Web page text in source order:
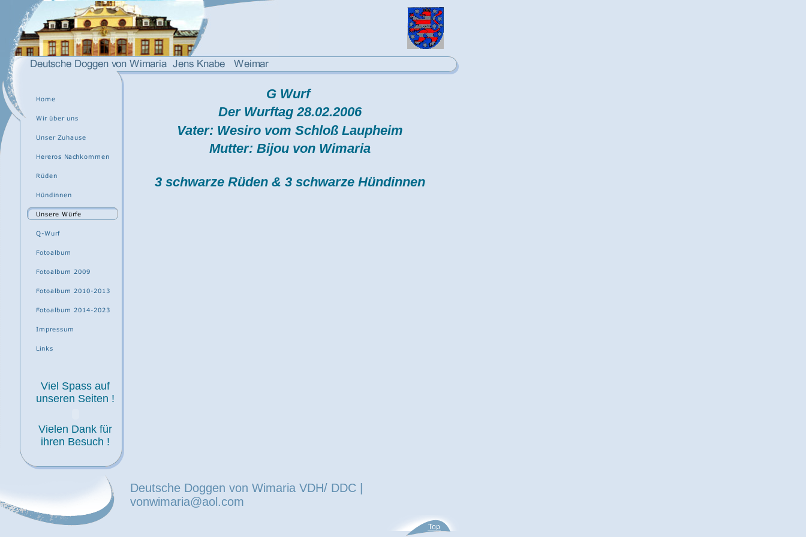
Viel Spass auf
unseren Seiten !
Vielen Dank für
ihren Besuch !
G Wurf
Der Wurftag 28.02.2006
Vater: Wesiro vom Schloß Laupheim
Mutter: Bijou von Wimaria
3 schwarze Rüden & 3 schwarze Hündinnen
Deutsche Doggen von Wimaria VDH/ DDC |
vonwimaria@aol.com